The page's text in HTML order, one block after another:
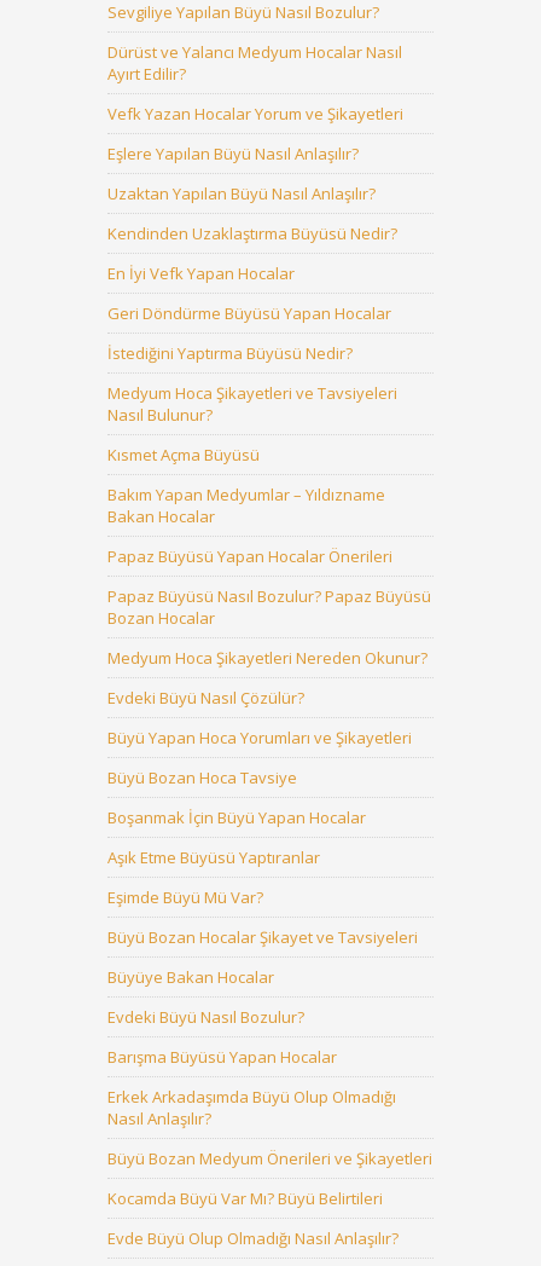
Sevgiliye Yapılan Büyü Nasıl Bozulur?
Dürüst ve Yalancı Medyum Hocalar Nasıl
Ayırt Edilir?
Vefk Yazan Hocalar Yorum ve Şikayetleri
Eşlere Yapılan Büyü Nasıl Anlaşılır?
Uzaktan Yapılan Büyü Nasıl Anlaşılır?
Kendinden Uzaklaştırma Büyüsü Nedir?
En İyi Vefk Yapan Hocalar
Geri Döndürme Büyüsü Yapan Hocalar
İstediğini Yaptırma Büyüsü Nedir?
Medyum Hoca Şikayetleri ve Tavsiyeleri
Nasıl Bulunur?
Kısmet Açma Büyüsü
Bakım Yapan Medyumlar – Yıldızname
Bakan Hocalar
Papaz Büyüsü Yapan Hocalar Önerileri
Papaz Büyüsü Nasıl Bozulur? Papaz Büyüsü
Bozan Hocalar
Medyum Hoca Şikayetleri Nereden Okunur?
Evdeki Büyü Nasıl Çözülür?
Büyü Yapan Hoca Yorumları ve Şikayetleri
Büyü Bozan Hoca Tavsiye
Boşanmak İçin Büyü Yapan Hocalar
Aşık Etme Büyüsü Yaptıranlar
Eşimde Büyü Mü Var?
Büyü Bozan Hocalar Şikayet ve Tavsiyeleri
Büyüye Bakan Hocalar
Evdeki Büyü Nasıl Bozulur?
Barışma Büyüsü Yapan Hocalar
Erkek Arkadaşımda Büyü Olup Olmadığı
Nasıl Anlaşılır?
Büyü Bozan Medyum Önerileri ve Şikayetleri
Kocamda Büyü Var Mı? Büyü Belirtileri
Evde Büyü Olup Olmadığı Nasıl Anlaşılır?